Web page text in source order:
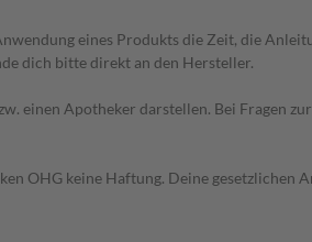
eines Produkts die Zeit, die
dich bitte direkt an den Hersteller.
einen Apotheker darstellen. Bei Fragen
OHG keine Haftung. Deine gesetzlichen